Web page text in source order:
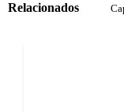
Relacionados